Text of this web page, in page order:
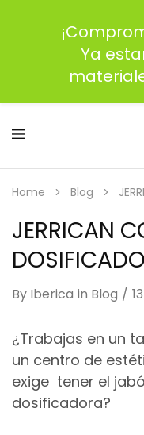
Home Blog
JERRICAN
By Iberica in Blog
¿Trabajas en un
un centro de
exige tener el
dosificadora?
Ya